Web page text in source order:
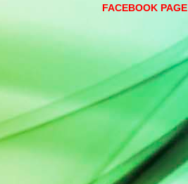
FACEBOOK PAGE